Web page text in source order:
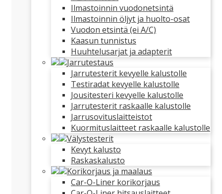
Ilmastoinnin vuodonetsintä
Ilmastoinnin öljyt ja huolto-osat
Vuodon etsintä (ei A/C)
Kaasun tunnistus
Huuhtelusarjat ja adapterit
Jarrutestaus
Jarrutesterit kevyelle kalustolle
Testiradat kevyelle kalustolle
Jousitesteri kevyelle kalustolle
Jarrutesterit raskaalle kalustolle
Jarrusovituslaitteistot
Kuormituslaitteet raskaalle kalustolle
Välystesterit
Kevyt kalusto
Raskaskalusto
Korikorjaus ja maalaus
Car-O-Liner korikorjaus